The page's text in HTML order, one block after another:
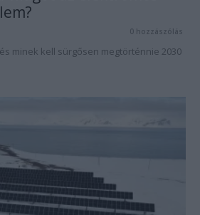
0 hozzászólás
minek kell sürgősen megtörténnie 2030